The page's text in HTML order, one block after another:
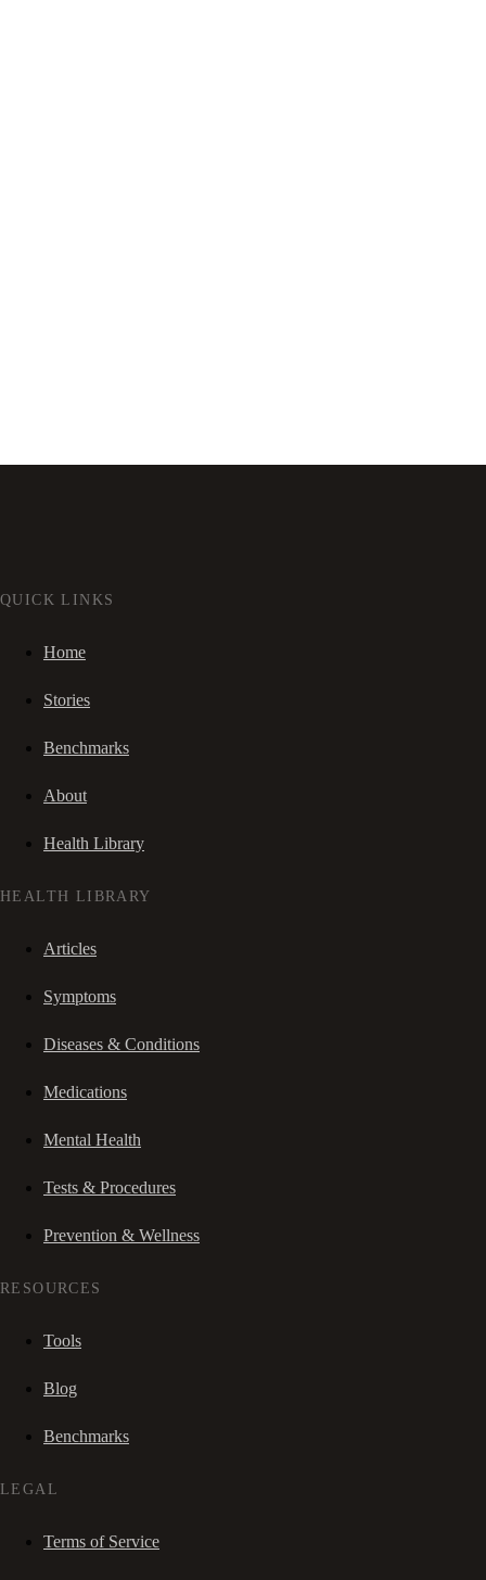
QUICK LINKS
Home
Stories
Benchmarks
About
Health Library
HEALTH LIBRARY
Articles
Symptoms
Diseases & Conditions
Medications
Mental Health
Tests & Procedures
Prevention & Wellness
RESOURCES
Tools
Blog
Benchmarks
LEGAL
Terms of Service